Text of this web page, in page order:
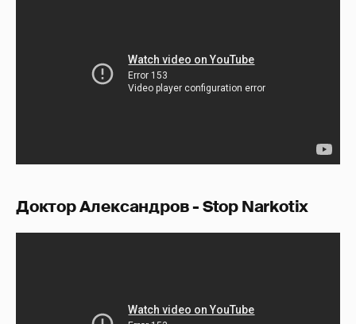
Доктор Александров - Stop Narkotix